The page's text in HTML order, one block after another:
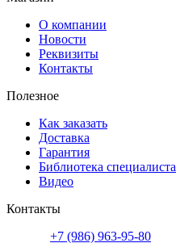
О компании
Новости
Реквизиты
Контакты
Полезное
Как заказать
Доставка
Гарантия
Библиотека специалиста
Видео
Контакты
+7 (986) 963-95-80